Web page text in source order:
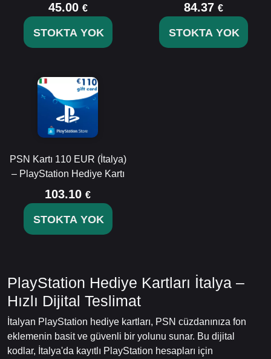
45.00 €
STOKTA YOK
84.37 €
STOKTA YOK
PSN Kartı 110 EUR (İtalya)
– PlayStation Hediye Kartı
103.10 €
STOKTA YOK
PlayStation Hediye Kartları İtalya –
Hızlı Dijital Teslimat
İtalyan PlayStation hediye kartları, PSN cüzdanınıza fon
eklemenin basit ve güvenli bir yolunu sunar. Bu dijital
kodlar, İtalya'da kayıtlı PlayStation hesapları için